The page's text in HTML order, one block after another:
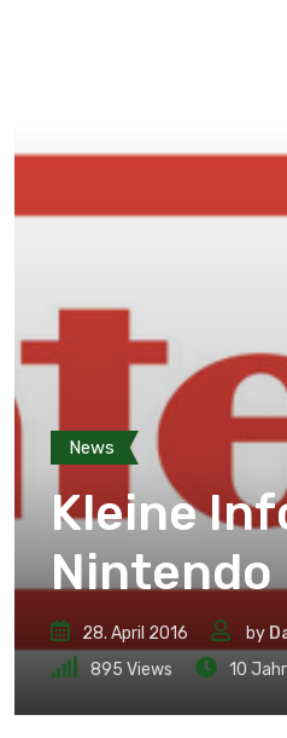
News
Kleine
Nintendo
28. April 2016 by
895 Views 10